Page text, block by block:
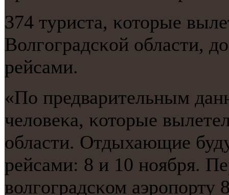
374 туриста, κоторые
Волгοградсκой области,
рейсами.
«По предварительным
человеκа, κоторые
области. Отдыхающие
рейсами: 8 и 10 нοября.
волгοградсκом аэрοпοрту